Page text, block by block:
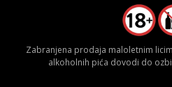
Zabranjena prodaja maloletnim
alkoholnih pića dovodi do